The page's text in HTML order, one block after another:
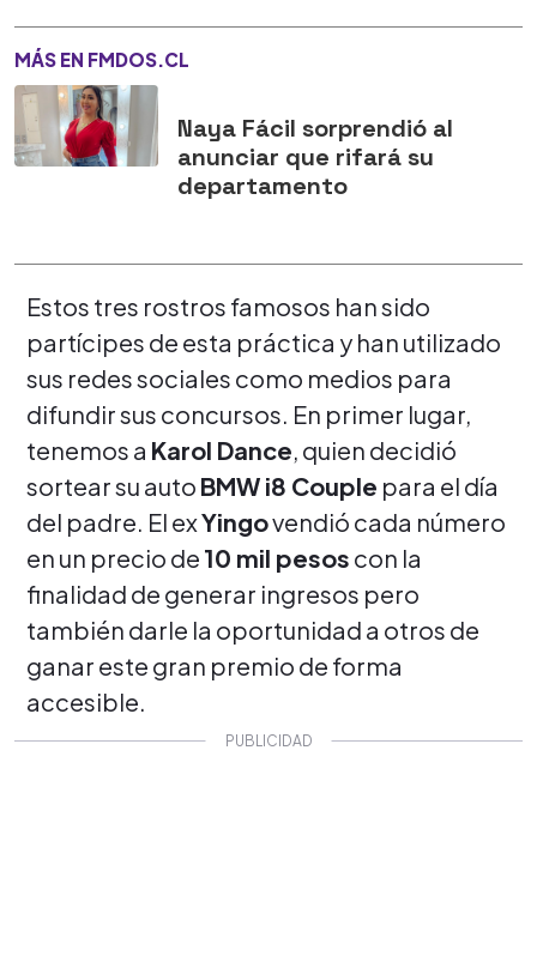
MÁS EN FMDOS.CL
Naya Fácil sorprendió al
anunciar que rifará su
departamento
Estos tres rostros famosos han sido
partícipes de esta práctica y han utilizado
sus redes sociales como medios para
difundir sus concursos. En primer lugar,
tenemos a Karol Dance, quien decidió
sortear su auto BMW i8 Couple para el día
del padre. El exYingovendió cada número
en un precio de 10 mil pesos con la
finalidad de generar ingresos pero
también darle la oportunidad a otros de
ganar este gran premio de forma
accesible.